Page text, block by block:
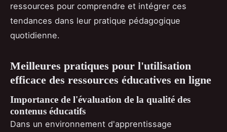
ressources pour comprendre et intégrer ces
tendances dans leur pratique pédagogique
quotidienne.
Meilleures pratiques pour l'utilisation
efficace des ressources éducatives en ligne
Importance de l'évaluation de la qualité des
contenus éducatifs
Dans un environnement d'apprentissage